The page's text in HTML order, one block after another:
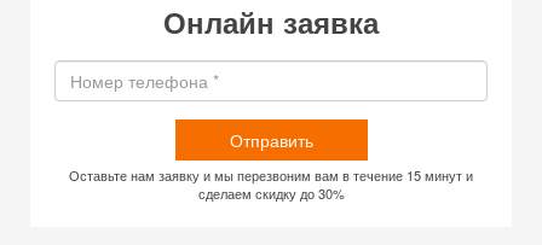
Онлайн заявка
Отправить
Оставьте нам заявку и мы перезвоним вам в течение 15 минут и
сделаем скидку до 30%